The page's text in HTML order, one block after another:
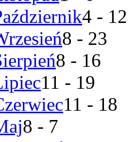
4 - 12
8 - 23
8 - 16
11 - 19
11 - 18
8 - 7